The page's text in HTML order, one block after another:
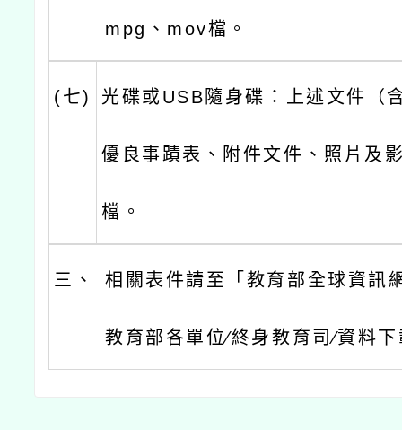
mpg、mov檔。
(七) 光碟或USB隨身碟：上述文件（
優良事蹟表、附件文件、照片及
檔。
三、 相關表件請至「教育部全球資訊
教育部各單位∕終身教育司∕資料